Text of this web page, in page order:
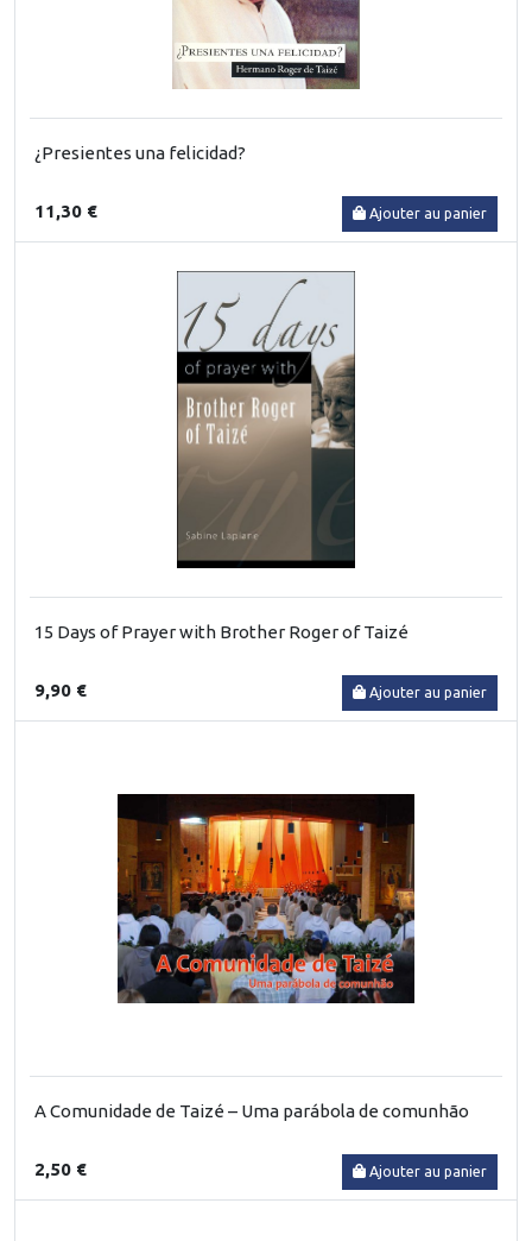
¿Presientes una felicidad?
11,30 € Ajouter au panier
15 Days of Prayer with Brother Roger of Taizé
9,90 € Ajouter au panier
A Comunidade de Taizé – Uma parábola de comunhão
2,50 € Ajouter au panier